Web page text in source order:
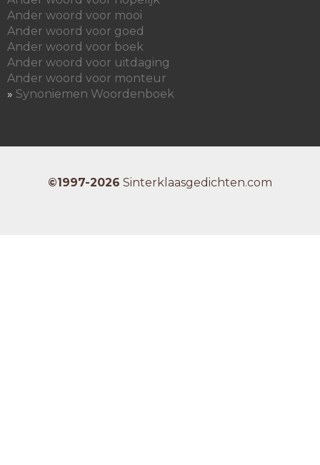
Ander woord voor mooi
Ander woord voor goed
Ander woord voor boek
Ander woord voor uitdaging
Ander woord voor monteur
» Synoniemen Woordenboek
©1997-2026 Sinterklaasgedichten.com